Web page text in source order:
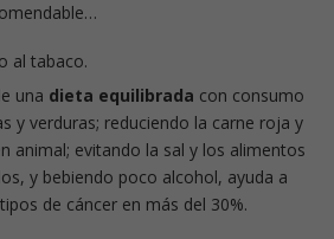
al tabaco.
una dieta equilibrada con consumo
y verduras; reduciendo la carne roja y
animal; evitando la sal y los alimentos
y bebiendo poco alcohol, ayuda a
de cáncer en más del 30%.